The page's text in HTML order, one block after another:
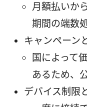
月額払いか
期間の端数
キャンペーン
国によって
あるため、
デバイス制限